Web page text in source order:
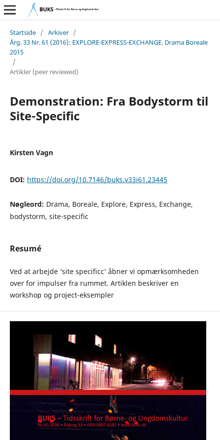
Startside / Arkiver /
Årg. 33 Nr. 61 (2016): EXPLORE-EXPRESS-EXCHANGE. Drama Boreale
2015
/
Artikler (peer reviewed)
Demonstration: Fra Bodystorm til
Site-Specific
Kirsten Vagn
DOI: https://doi.org/10.7146/buks.v33i61.23445
Nøgleord: Drama, Boreale, Explore, Express, Exchange,
bodystorm, site-specific
Resumé
Ved at arbejde ‘site specificc’ åbner vi opmærksomheden
over for impulser fra rummet. Artiklen beskriver en
workshop og project-eksempler